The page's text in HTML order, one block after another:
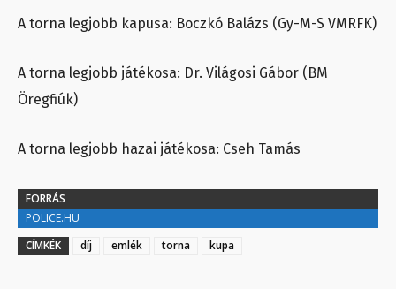
A torna legjobb kapusa: Boczkó Balázs (Gy-M-S VMRFK)
A torna legjobb játékosa: Dr. Világosi Gábor (BM
Öregfiúk)
A torna legjobb hazai játékosa: Cseh Tamás
FORRÁS
POLICE.HU
CÍMKÉK
díj emlék torna kupa